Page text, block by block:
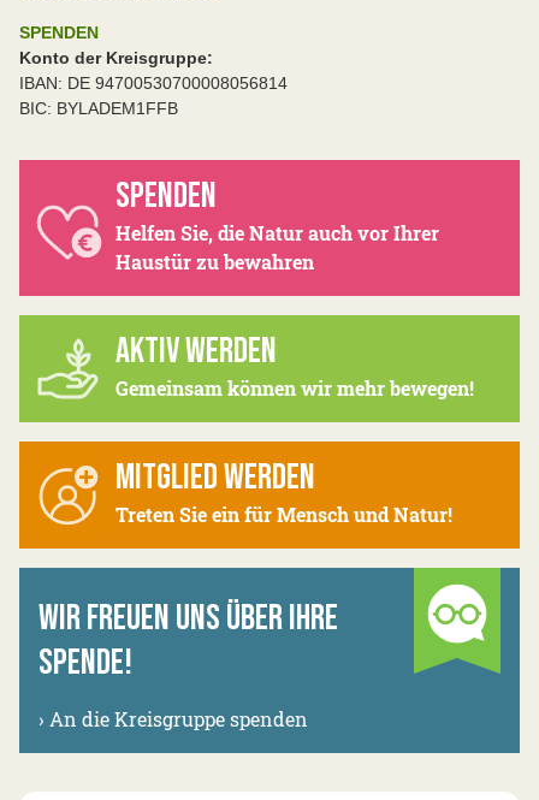
SPENDEN
Konto der Kreisgruppe:
IBAN: DE 94700530700008056814
BIC: BYLADEM1FFB
SPENDEN
Helfen Sie, die Natur auch vor Ihrer
Haustür zu bewahren
AKTIV WERDEN
Gemeinsam können wir mehr bewegen!
MITGLIED WERDEN
Treten Sie ein für Mensch und Natur!
WIR FREUEN UNS ÜBER IHRE
SPENDE!
› An die Kreisgruppe spenden